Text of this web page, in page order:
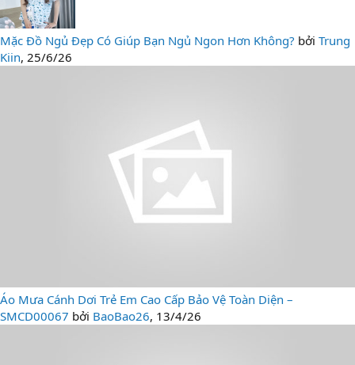
Mặc Đồ Ngủ Đẹp Có Giúp Bạn Ngủ Ngon Hơn Không? bởi Trung
Kiin, 25/6/26
Áo Mưa Cánh Dơi Trẻ Em Cao Cấp Bảo Vệ Toàn Diện –
SMCD00067 bởi BaoBao26, 13/4/26